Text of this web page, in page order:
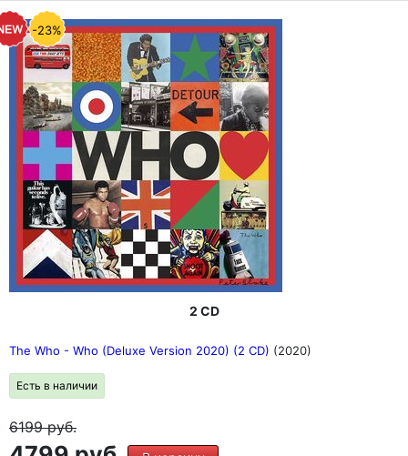
-23%
2 CD
The Who - Who (Deluxe Version 2020) (2 CD) (2020)
Есть в наличии
6199руб.